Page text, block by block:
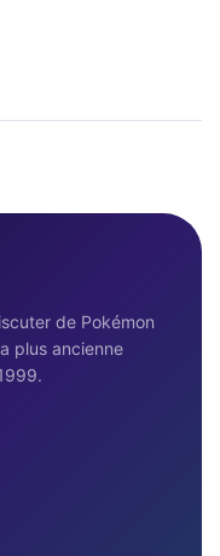
de Pokémon
plus ancienne